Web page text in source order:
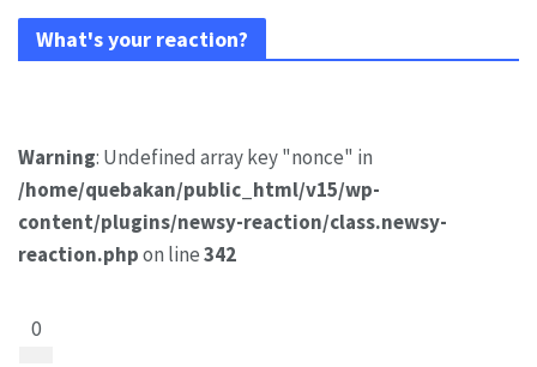
What's your reaction?
Warning: Undefined array key "nonce" in
/home/quebakan/public_html/v15/wp-
content/plugins/newsy-reaction/class.newsy-
reaction.phpon line342
0